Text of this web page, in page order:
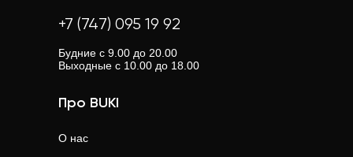
+7 (747) 095 19 92
Будние с 9.00 до 20.00
Выходные с 10.00 до 18.00
Про BUKI
О нас